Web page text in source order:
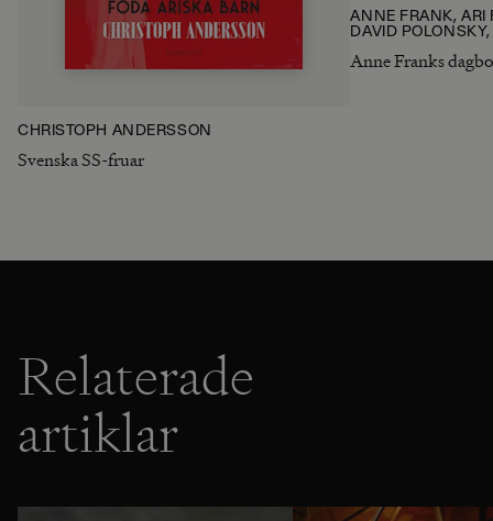
CHRISTOPH ANDERSSON
Svenska SS-fruar
ANNE FRANK, ARI
DAVID
Anne Franks
Relaterade
artiklar